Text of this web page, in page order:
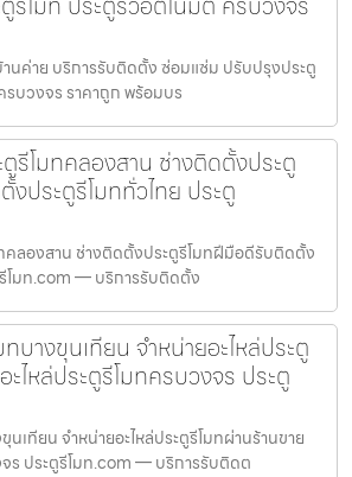
นค่าย บริการรับติดตั้ง ซ่อมแซ่ม ปรับปรุงประตู
รบวงจร ราคาถูก พร้อมบร
ตูรีโมทคลองสาน ช่างติดตั้งประตู
ประตูรีโมททั่วไทย ประตู
ทคลองสาน ช่างติดตั้งประตูรีโมทฝีมือดีรับติดตั้ง
โมท.com — บริการรับติดตั้ง
บางขุนเทียน จำหน่ายอะไหล่ประตู
ะไหล่ประตูรีโมทครบวงจร ประตู
เทียน จำหน่ายอะไหล่ประตูรีโมทผ่านร้านขาย
จร ประตูรีโมท.com — บริการรับติดต